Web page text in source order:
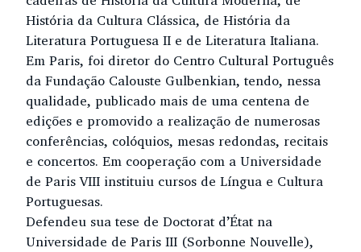
História da Cultura Clássica, de História da
Literatura Portuguesa II e de Literatura Italiana.
Em Paris, foi diretor do Centro Cultural Português
da Fundação Calouste Gulbenkian, tendo, nessa
qualidade, publicado mais de uma centena de
edições e promovido a realização de numerosas
conferências, colóquios, mesas redondas, recitais
e concertos. Em cooperação com a Universidade
de Paris VIII instituiu cursos de Língua e Cultura
Portuguesas.
Defendeu sua tese de Doctorat d’État na
Universidade de Paris III (Sorbonne Nouvelle),